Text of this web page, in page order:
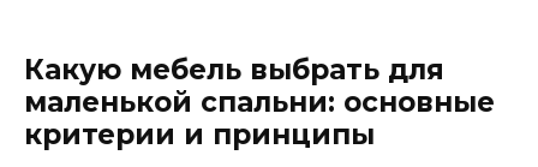
Какую мебель выбрать для
маленькой спальни: основные
критерии и принципы